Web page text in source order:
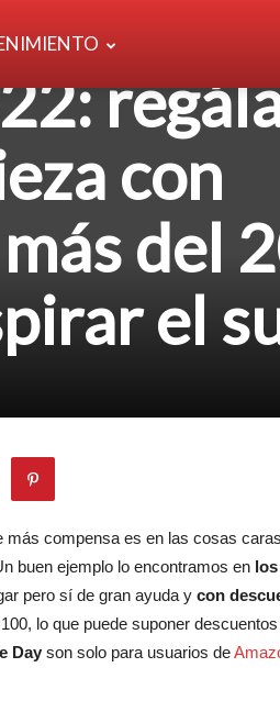
con
del
el
más compensa es en las cosas
buen ejemplo lo encontramos en
pero sí de gran ayuda y con
lo que puede suponer
Day son solo para usuarios de